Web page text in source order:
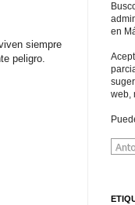
siempre
peligro.
en
web,